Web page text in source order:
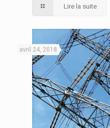
Lire la suite
avril 24, 2018